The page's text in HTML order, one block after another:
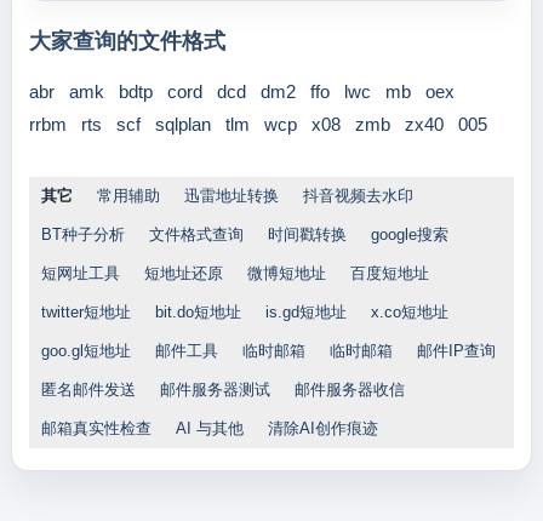
大家查询的文件格式
abr amk bdtp cord dcd dm2 ffo lwc mb
oex
rrbm
rts scf sqlplan tlm wcp x08 zmb zx40 005
其它 常用辅助 迅雷地址转换 抖音视频去水印
BT种子分析 文件格式查询 时间戳转换 google搜索
短网址工具 短地址还原 微博短地址 百度短地址
twitter短地址 bit.do短地址 is.gd短地址 x.co短地址
goo.gl短地址 邮件工具 临时邮箱 临时邮箱 邮件IP查询
匿名邮件发送 邮件服务器测试 邮件服务器收信
邮箱真实性检查 AI 与其他 清除AI创作痕迹